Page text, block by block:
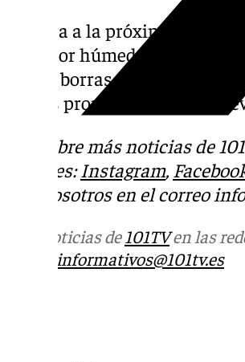
De cara a la próxima
corredor húmedo en el
varias borrascas
aún es pronto para hacer
Descubre más noticias de
sociales:Instagram,
con nosotros en el correo
Más noticias de101TVen las
informativos@101tv.es